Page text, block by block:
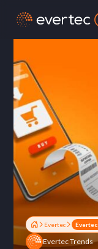
Evertec
Evertec Trends